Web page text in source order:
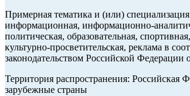
Примерная тематика и (или)
информационная, информационно-
политическая, образовательная,
культурно-просветительская, реклама в
законодательством Российской Федерации
Территория распространения: Российская
зарубежные страны